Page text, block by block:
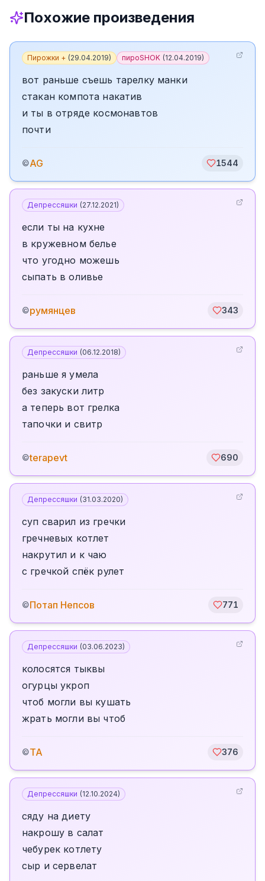
Похожие произведения
Пирожки + (29.04.2019) пироSHOK (12.04.2019)
вот раньше съешь тарелку манки
стакан компота накатив
и ты в отряде космонавтов
почти
©AG 1544
Депрессяшки (27.12.2021)
если ты на кухне
в кружевном белье
что угодно можешь
сыпать в оливье
©румянцев 343
Депрессяшки (06.12.2018)
раньше я умела
без закуски литр
а теперь вот грелка
тапочки и свитр
©terapevt 690
Депрессяшки (31.03.2020)
суп сварил из гречки
гречневых котлет
накрутил и к чаю
с гречкой спёк рулет
©Потап Непсов 771
Депрессяшки (03.06.2023)
колосятся тыквы
огурцы укроп
чтоб могли вы кушать
жрать могли вы чтоб
©TA 376
Депрессяшки (12.10.2024)
сяду на диету
накрошу в салат
чебурек котлету
сыр и сервелат